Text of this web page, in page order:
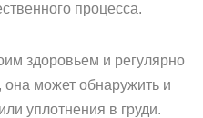
процесса.
здоровьем и регулярно
она может обнаружить и
уплотнения в груди.